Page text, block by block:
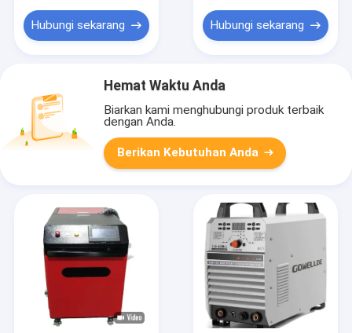
Hubungi sekarang Hubungi sekarang
Hemat Waktu Anda
Biarkan kami menghubungi produk terbaik
dengan Anda.
Berikan Kebutuhan Anda